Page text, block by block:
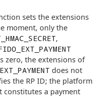
sets the extensions
moment, only the
,
zero, the extensions of
does not
the RP ID; the platform
a payment